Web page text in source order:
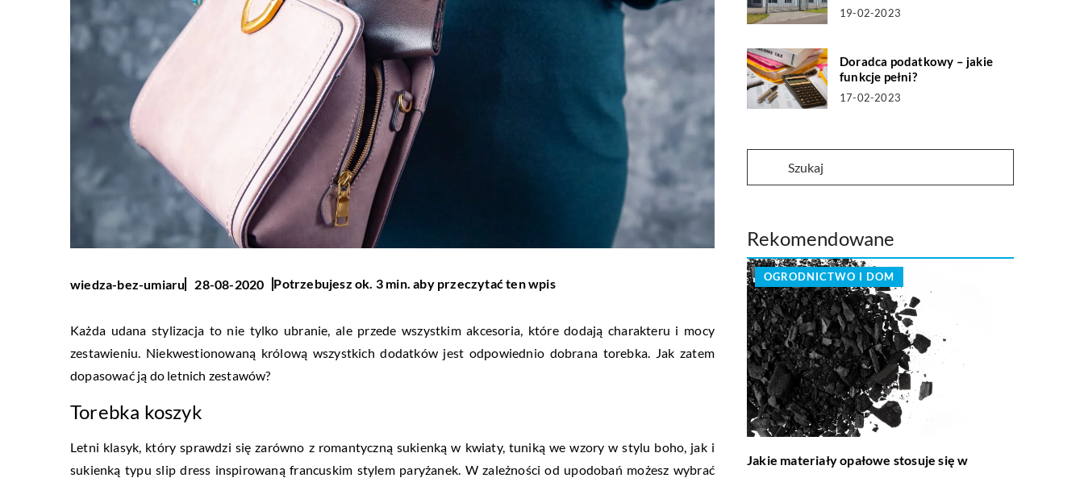
wiedza-bez-umiaru 28-08-2020 Potrzebujesz ok. 3 min. aby przeczytać ten wpis
Każda udana stylizacja to nie tylko ubranie, ale przede wszystkim akcesoria, które dodają charakteru i mocy
zestawieniu. Niekwestionowaną królową wszystkich dodatków jest odpowiednio dobrana torebka. Jak zatem
dopasować ją do letnich zestawów?
Torebka koszyk
Letni klasyk, który sprawdzi się zarówno z romantyczną sukienką w kwiaty, tuniką we wzory w stylu boho, jak i
sukienką typu slip dress inspirowaną francuskim stylem paryżanek. W zależności od upodobań możesz wybrać
19-02-2023
Doradca podatkowy – jakie
funkcje pełni?
17-02-2023
Rekomendowane
OGRODNICTWO I DOM
Jakie materiały opałowe stosuje się w